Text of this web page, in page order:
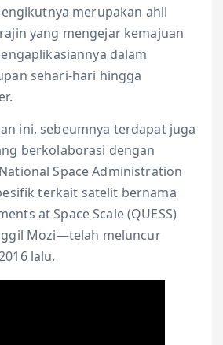
merupakan ahli
yang mengejar kemajuan
dalam
sehari-hari hingga
ini, sebeumnya terdapat juga
berkolaborasi dengan
Space Administration
terkait satelit bernama
at Space Scale (QUESS)
Mozi—telah meluncur
lalu.